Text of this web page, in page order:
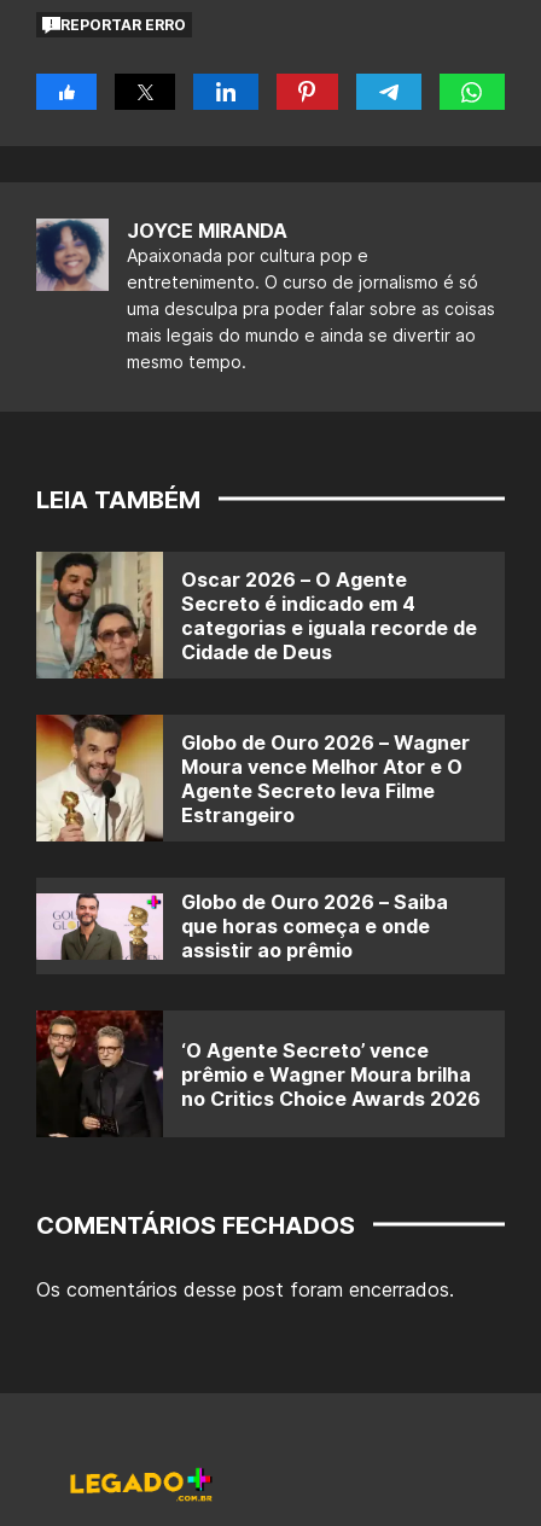
REPORTAR ERRO
JOYCE MIRANDA
Apaixonada por cultura pop e
entretenimento. O curso de jornalismo é só
uma desculpa pra poder falar sobre as coisas
mais legais do mundo e ainda se divertir ao
mesmo tempo.
LEIA TAMBÉM
Oscar 2026 – O Agente
Secreto é indicado em 4
categorias e iguala recorde de
Cidade de Deus
Globo de Ouro 2026 – Wagner
Moura vence Melhor Ator e O
Agente Secreto leva Filme
Estrangeiro
Globo de Ouro 2026 – Saiba
que horas começa e onde
assistir ao prêmio
‘O Agente Secreto’ vence
prêmio e Wagner Moura brilha
no Critics Choice Awards 2026
COMENTÁRIOS FECHADOS
Os comentários desse post foram encerrados.